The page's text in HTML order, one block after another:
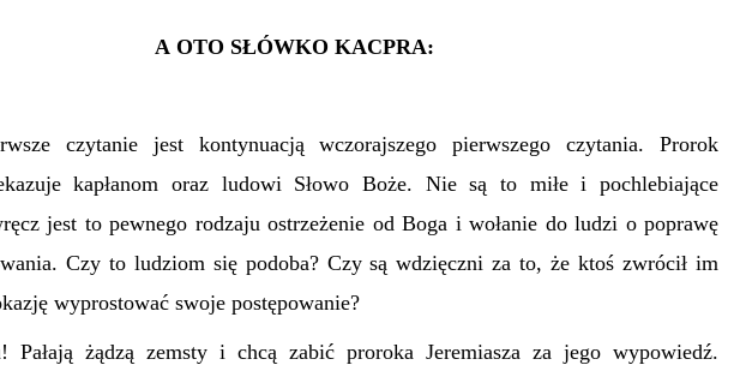
A OTO SŁÓWKO KACPRA:
czytanie jest kontynuacją wczorajszego pierwszego czytania. Prorok
kapłanom oraz ludowi Słowo Boże. Nie są to miłe i pochlebiające
jest to pewnego rodzaju ostrzeżenie od Boga i wołanie do ludzi o poprawę
Czy to ludziom się podoba? Czy są wdzięczni za to, że ktoś zwrócił im
wyprostować swoje postępowanie?
Pałają żądzą zemsty i chcą zabić proroka Jeremiasza za jego wypowiedź.